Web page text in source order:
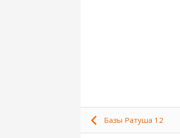
Базы Ратуша 12